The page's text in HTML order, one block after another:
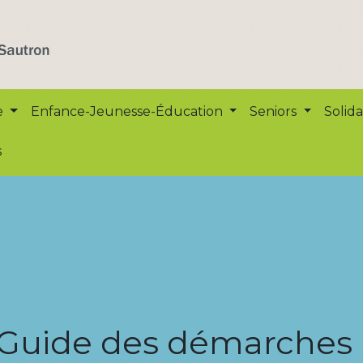
Enfance-Jeunesse-Éducation Seniors
des démarches